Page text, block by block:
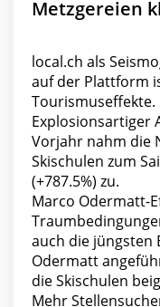
Metzgereien
local.ch als
auf der Plattform
Tourismuseffekte.
Explosionsartiger
Vorjahr nahm die
Skischulen zum
(+787.5%) zu.
Marco Odermatt-
auch die jüngsten
Odermatt
die Skischulen
Mehr